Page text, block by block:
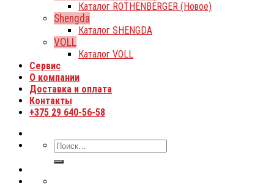
Каталог ROTHENBERGER (Новое)
Shengda
Каталог SHENGDA
VOLL
Каталог VOLL
Сервис
О компании
Доставка и оплата
Контакты
+375 29 640-56-58